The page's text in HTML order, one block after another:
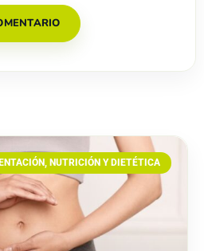
NUTRICIÓN Y DIETÉTICA